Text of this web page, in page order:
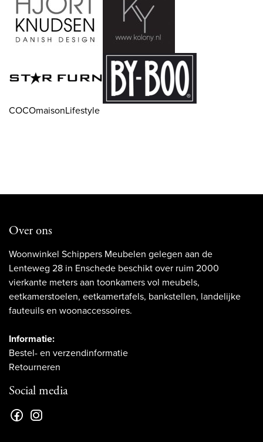
COCOmaisonLifestyle
Over ons
Woonwinkel Schippers Meubelen gelegen aan de
Lenteweg 28 in Enschede beschikt over ruim 2000
vierkante meters aan toonkamers vol meubels,
eetkamerstoelen, eetkamertafels, bankstellen, landelijke
fauteuils en woonaccessoires.
Informatie:
Bestel- en verzendinformatie
Retourneren
Social media